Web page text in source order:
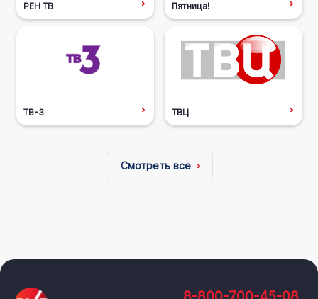
РЕН ТВ Пятница!
ТВ-3 ТВЦ
Смотреть все